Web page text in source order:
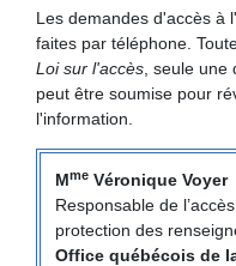
Les demandes d'accès à
faites par téléphone.
Loi sur l'accès , seule
peut être soumise pour
l'information.
Mme Véronique Voyer
Responsable de
protection des
Office québécois de